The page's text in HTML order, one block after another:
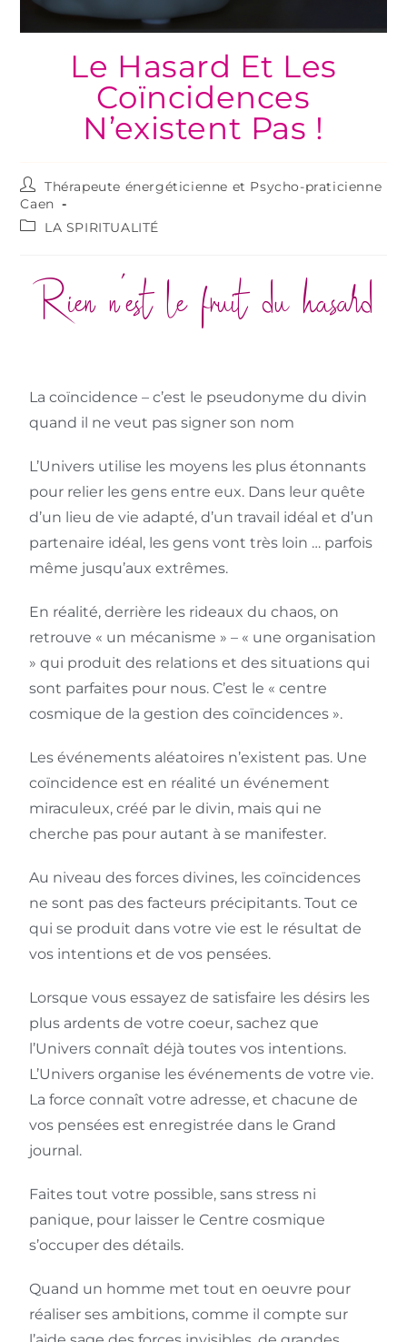
Le Hasard Et Les
Coïncidences
N’existent Pas !
Thérapeute énergéticienne et Psycho-praticienne
Caen
LA SPIRITUALITÉ
Rien n’est le fruit du hasard
La coïncidence – c’est le pseudonyme du divin
quand il ne veut pas signer son nom
L’Univers utilise les moyens les plus étonnants
pour relier les gens entre eux. Dans leur quête
d’un lieu de vie adapté, d’un travail idéal et d’un
partenaire idéal, les gens vont très loin … parfois
même jusqu’aux extrêmes.
En réalité, derrière les rideaux du chaos, on
retrouve « un mécanisme » – « une organisation
» qui produit des relations et des situations qui
sont parfaites pour nous. C’est le « centre
cosmique de la gestion des coïncidences ».
Les événements aléatoires n’existent pas. Une
coïncidence est en réalité un événement
miraculeux, créé par le divin, mais qui ne
cherche pas pour autant à se manifester.
Au niveau des forces divines, les coïncidences
ne sont pas des facteurs précipitants. Tout ce
qui se produit dans votre vie est le résultat de
vos intentions et de vos pensées.
Lorsque vous essayez de satisfaire les désirs les
plus ardents de votre coeur, sachez que
l’Univers connaît déjà toutes vos intentions.
L’Univers organise les événements de votre vie.
La force connaît votre adresse, et chacune de
vos pensées est enregistrée dans le Grand
journal.
Faites tout votre possible, sans stress ni
panique, pour laisser le Centre cosmique
s’occuper des détails.
Quand un homme met tout en oeuvre pour
réaliser ses ambitions, comme il compte sur